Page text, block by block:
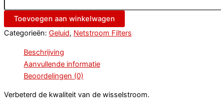
Toevoegen aan winkelwagen
Categorieën: Geluid, Netstroom Filters
Beschrijving
Aanvullende informatie
Beoordelingen (0)
Verbeterd de kwaliteit van de wisselstroom.